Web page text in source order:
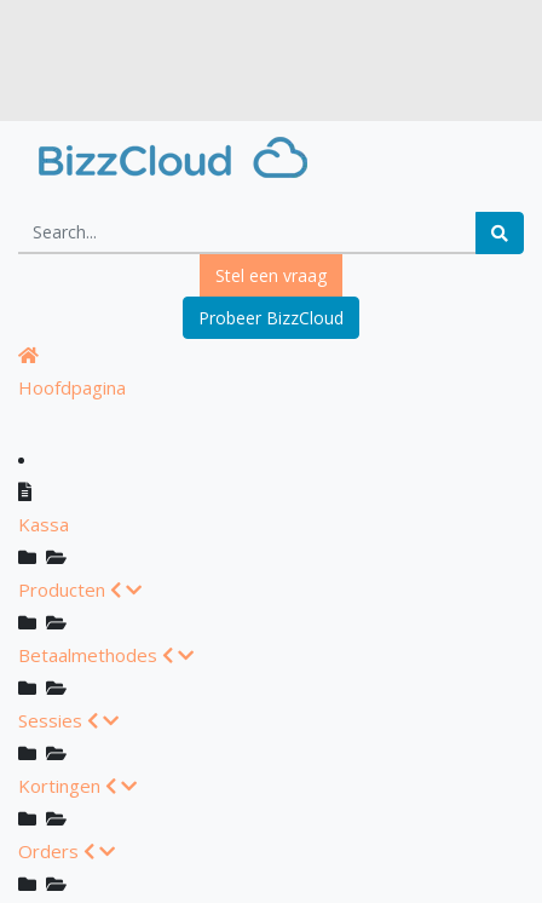
Stel een vraag
Probeer BizzCloud
Hoofdpagina
Kassa
Producten
Betaalmethodes
Sessies
Kortingen
Orders